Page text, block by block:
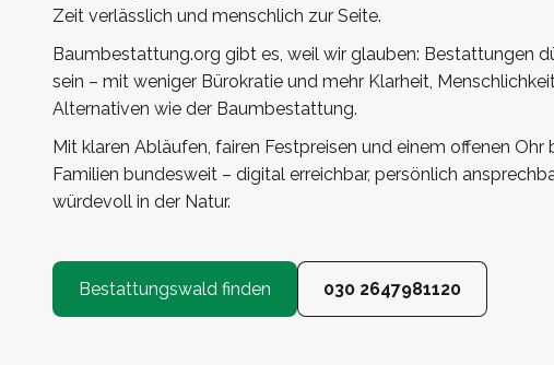
Zeit verlässlich und menschlich zur Seite.
Baumbestattung.org gibt es, weil wir glauben: Bestattungen
sein – mit weniger Bürokratie und mehr Klarheit,
Alternativen wie der Baumbestattung.
Mit klaren Abläufen, fairen Festpreisen und einem offenen Ohr
Familien bundesweit – digital erreichbar, persönlich
würdevoll in der Natur.
Bestattungswald finden 030 2647981120